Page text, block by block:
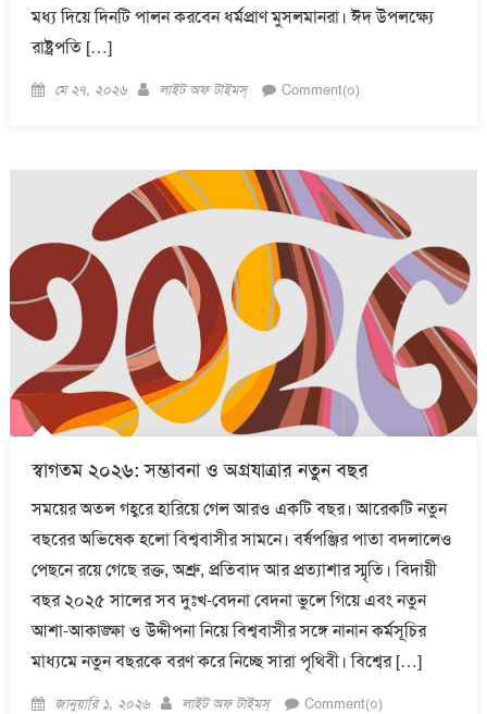
মধ্য দিয়ে দিনটি পালন করবেন ধর্মপ্রাণ মুসলমানরা। ঈদ উপলক্ষ্যে
রাষ্ট্রপতি […]
Posted
মে ২৭, ২০২৬ Author
লাইট অফ টাইমস্ Comment(০)
স্বাগতম ২০২৬: সম্ভাবনা ও অগ্রযাত্রার নতুন বছর
সময়ের অতল গহ্বরে হারিয়ে গেল আরও একটি বছর। আরেকটি নতুন
বছরের অভিষেক হলো বিশ্ববাসীর সামনে। বর্ষপঞ্জির পাতা বদলালেও
পেছনে রয়ে গেছে রক্ত, অশ্রু, প্রতিবাদ আর প্রত্যাশার স্মৃতি। বিদায়ী
বছর ২০২৫ সালের সব দুঃখ-বেদনা বেদনা ভুলে গিয়ে এবং নতুন
আশা-আকাঙ্ক্ষা ও উদ্দীপনা নিয়ে বিশ্ববাসীর সঙ্গে নানান কর্মসূচির
মাধ্যমে নতুন বছরকে বরণ করে নিচ্ছে সারা পৃথিবী। বিশ্বের […]
Posted
জানুয়ারি ১, ২০২৬ Author
লাইট অফ টাইমস্ Comment(০)